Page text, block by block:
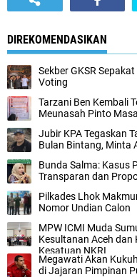
DIREKOMENDASIKAN
Sekber GKSR
Voting
Tarzani Ben Kembali
Meunasah Pinto
Jubir KPA Tegaskan
Bulan Bintang, Minta
Bunda Salma: Kasus
Transparan dan
Pilkades Lhok
Nomor Undian Calon
MPW ICMI Muda
Kesultanan Aceh dan
Kesatuan NKRI
Megawati Akan
di Jajaran Pimpinan